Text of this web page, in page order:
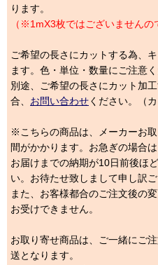
ります。
（※1mX3枚ではございませんの
ご希望の長さにカットする為、
ます。色・単位・数量にご注意く
別途、ご希望の長さにカット加
合、 お問い合わせください。（
※こちらの商品は、メーカーお
間がかかります。お急ぎの場合は
お届けまでの納期が10日前後ほ
い。お待たせ致しまして申し訳ご
また、お客様都合のご注文後の
お受けできません。
お取り寄せ商品は、ご一緒にご
送となります。